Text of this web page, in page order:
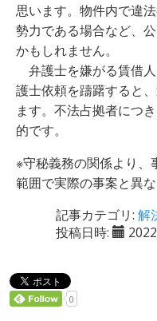
思います。物件内で違
勢力である場合など、
かもしれません。
弁護士を嫌がる賃借
護士依頼を躊躇すると
ます。不法占拠者につ
的です。
※守秘義務の関係より、
範囲で実際の事案と異
記事カテゴリ: 解
投稿日時:
0